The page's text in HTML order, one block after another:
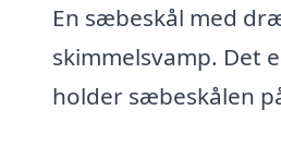
En sæbeskål med
skimmelsvamp. Det
holder sæbeskålen